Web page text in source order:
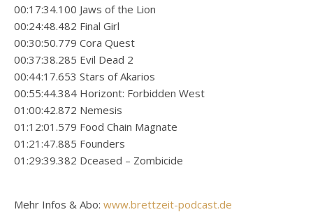
00:17:34.100 Jaws of the Lion
00:24:48.482 Final Girl
00:30:50.779 Cora Quest
00:37:38.285 Evil Dead 2
00:44:17.653 Stars of Akarios
00:55:44.384 Horizont: Forbidden West
01:00:42.872 Nemesis
01:12:01.579 Food Chain Magnate
01:21:47.885 Founders
01:29:39.382 Dceased – Zombicide
Mehr Infos & Abo: www.brettzeit-podcast.de